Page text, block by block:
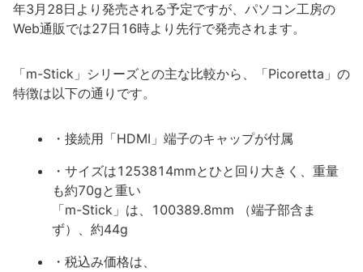
年3月28日より発売される予定ですが、パソコン工房の
Web通販では27日16時より先行で発売されます。
「m-Stick」シリーズとの主な比較から、「Picoretta」の
特徴は以下の通りです。
・接続用「HDMI」端子のキャップが付属
・サイズは1253814mmとひと回り大きく、重量
も約70gと重い
「m-Stick」は、100389.8mm （端子部含ま
ず）、約44g
・税込み価格は、